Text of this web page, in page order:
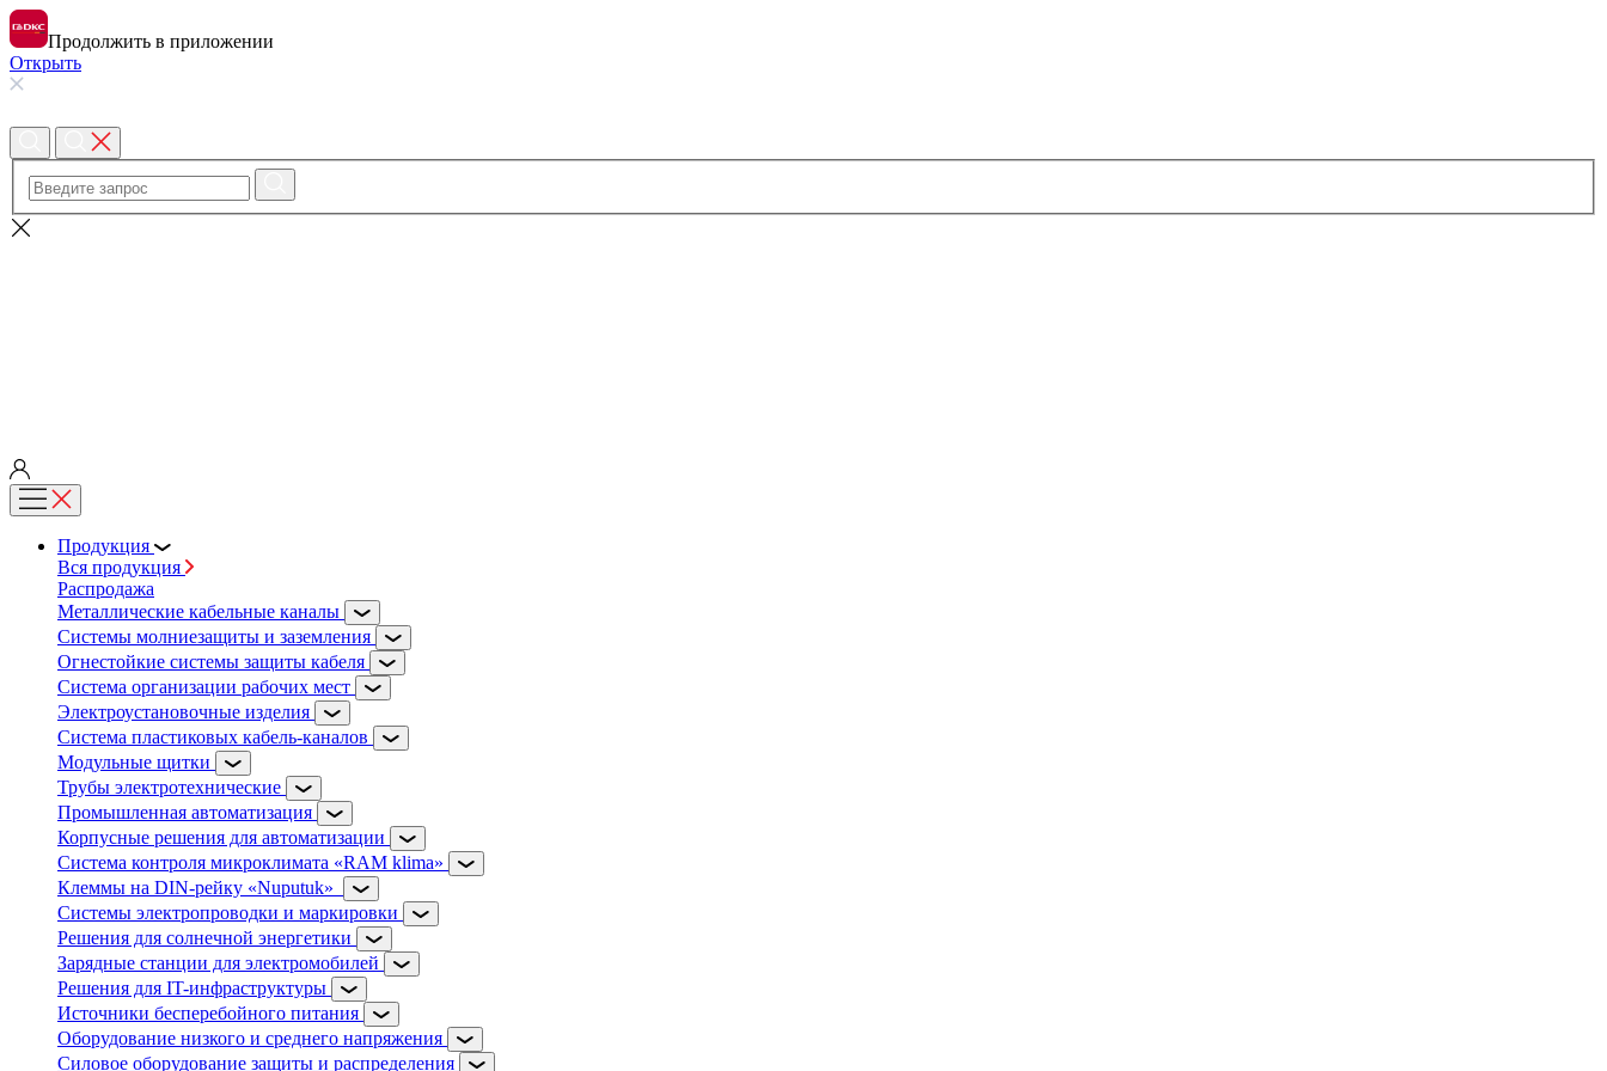
Продолжить в приложении
Открыть
Продукция
Вся продукция
Распродажа
Металлические кабельные каналы
Системы молниезащиты и заземления
Огнестойкие системы защиты кабеля
Система организации рабочих мест
Электроустановочные изделия
Система пластиковых кабель-каналов
Модульные щитки
Трубы электротехнические
Промышленная автоматизация
Корпусные решения для автоматизации
Система контроля микроклимата «RAM klima»
Клеммы на DIN-рейку «Nuputuk»
Системы электропроводки и маркировки
Решения для солнечной энергетики
Зарядные станции для электромобилей
Решения для IT-инфраструктуры
Источники бесперебойного питания
Оборудование низкого и среднего напряжения
Силовое оборудование защиты и распределения